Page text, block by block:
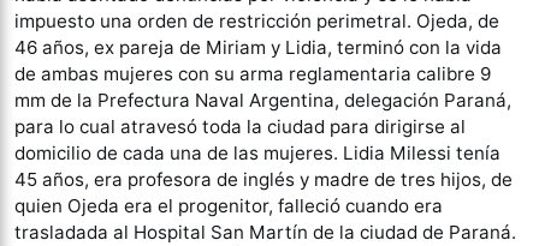
impuesto una orden de restricción perimetral. Ojeda, de
46 años, ex pareja de Miriam y Lidia, terminó con la vida
de ambas mujeres con su arma reglamentaria calibre 9
mm de la Prefectura Naval Argentina, delegación Paraná,
para lo cual atravesó toda la ciudad para dirigirse al
domicilio de cada una de las mujeres. Lidia Milessi tenía
45 años, era profesora de inglés y madre de tres hijos, de
quien Ojeda era el progenitor, falleció cuando era
trasladada al Hospital San Martín de la ciudad de Paraná.